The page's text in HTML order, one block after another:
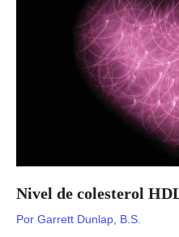
Nivel de colesterol
Por Garrett Dunlap, B.S.